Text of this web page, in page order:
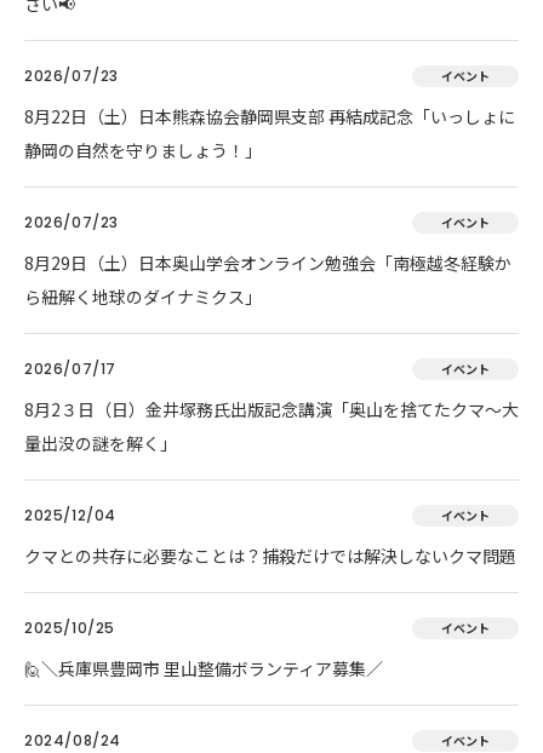
2026/07/23 イベント
8月22日（土）日本熊森協会静岡県支部 再結成記念「いっしょに
静岡の自然を守りましょう！」
2026/07/23 イベント
8月29日（土）日本奥山学会オンライン勉強会「南極越冬経験か
ら紐解く地球のダイナミクス」
2026/07/17 イベント
8月2３日（日）金井塚務氏出版記念講演「奥山を捨てたクマ～大
量出没の謎を解く」
2025/12/04 イベント
クマとの共存に必要なことは？捕殺だけでは解決しないクマ問題
2025/10/25 イベント
🙋＼兵庫県豊岡市 里山整備ボランティア募集／
2024/08/24 イベント